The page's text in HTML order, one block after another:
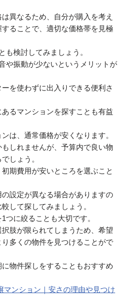
異なるため、自分が購入を考え
ることで、適切な価格帯を見極
も検討してみましょう。
や振動が少ないというメリットが
を使わずに出入りできる便利さ
るマンションを探すことも有益
は、通常価格が安くなります。
しれませんが、予算内で良い物
しょう。
期費用が安いところを選ぶこと
設定が異なる場合がありますの
して探してみましょう。
つに絞ることも大切です。
肢が限られてしまうため、希望
多くの物件を見つけることがで
物件探しをすることもおすすめ
マンション｜安さの理由や見つけ